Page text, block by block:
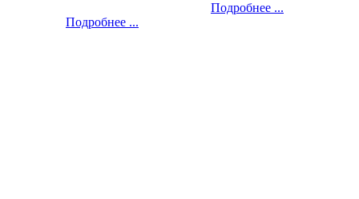
Подробнее ...
Подробнее ...